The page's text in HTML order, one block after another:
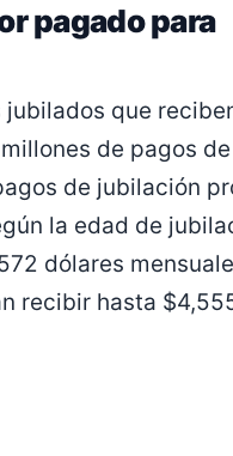
pagado para
que
de pagos de
de jubilación
la edad de
dólares
recibir hasta